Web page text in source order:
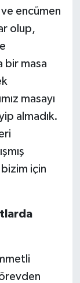
encümen
olup,
bir masa
masayı
almadık.
için